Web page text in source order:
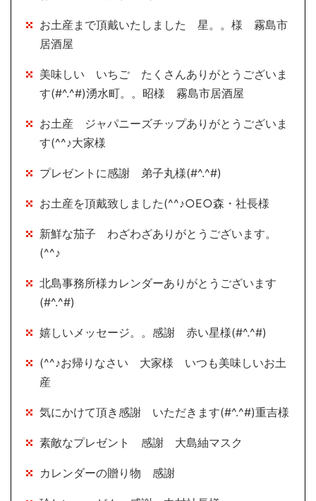
お土産まで頂戴いたしました 星。。様 霧島市
居酒屋
美味しい いちご たくさんありがとうございま
す(#^.^#)湧水町。。昭様 霧島市居酒屋
お土産 ジャパニーズチップありがとうございま
す(^^♪大家様
プレゼントに感謝 弟子丸様(#^.^#)
お土産を頂戴致しました(^^♪○E○森・社長様
新鮮な茄子 わざわざありがとうございます。
(^^♪
北島事務所様カレンダーありがとうございます
(#^.^#)
嬉しいメッセージ。。感謝 赤い星様(#^.^#)
(^^♪お帰りなさい 大家様 いつも美味しいお土
産
気にかけて頂き感謝 いただきます(#^.^#)重吉様
素敵なプレゼント 感謝 大島紬マスク
カレンダーの贈り物 感謝